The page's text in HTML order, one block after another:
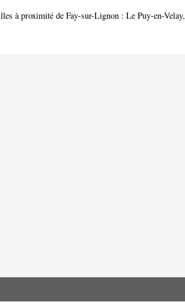
à proximité de Fay-sur-Lignon : Le Puy-en-Velay,